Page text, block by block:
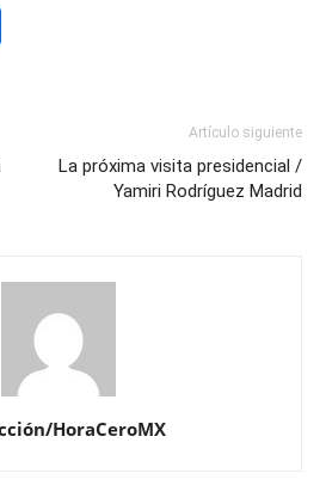
Artículo siguiente
La próxima visita presidencial /
Yamiri Rodríguez Madrid
HoraCeroMX